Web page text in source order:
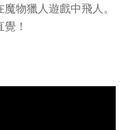
物獵人遊戲中飛人。
！